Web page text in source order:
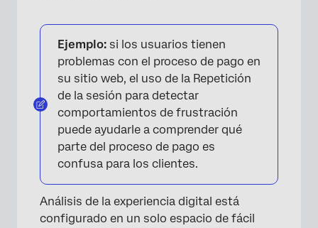
Ejemplo: si los usuarios tienen
problemas con el proceso de pago en
su sitio web, el uso de la Repetición
de la sesión para detectar
comportamientos de frustración
puede ayudarle a comprender qué
parte del proceso de pago es
confusa para los clientes.
Análisis de la experiencia digital está
configurado en un solo espacio de fácil